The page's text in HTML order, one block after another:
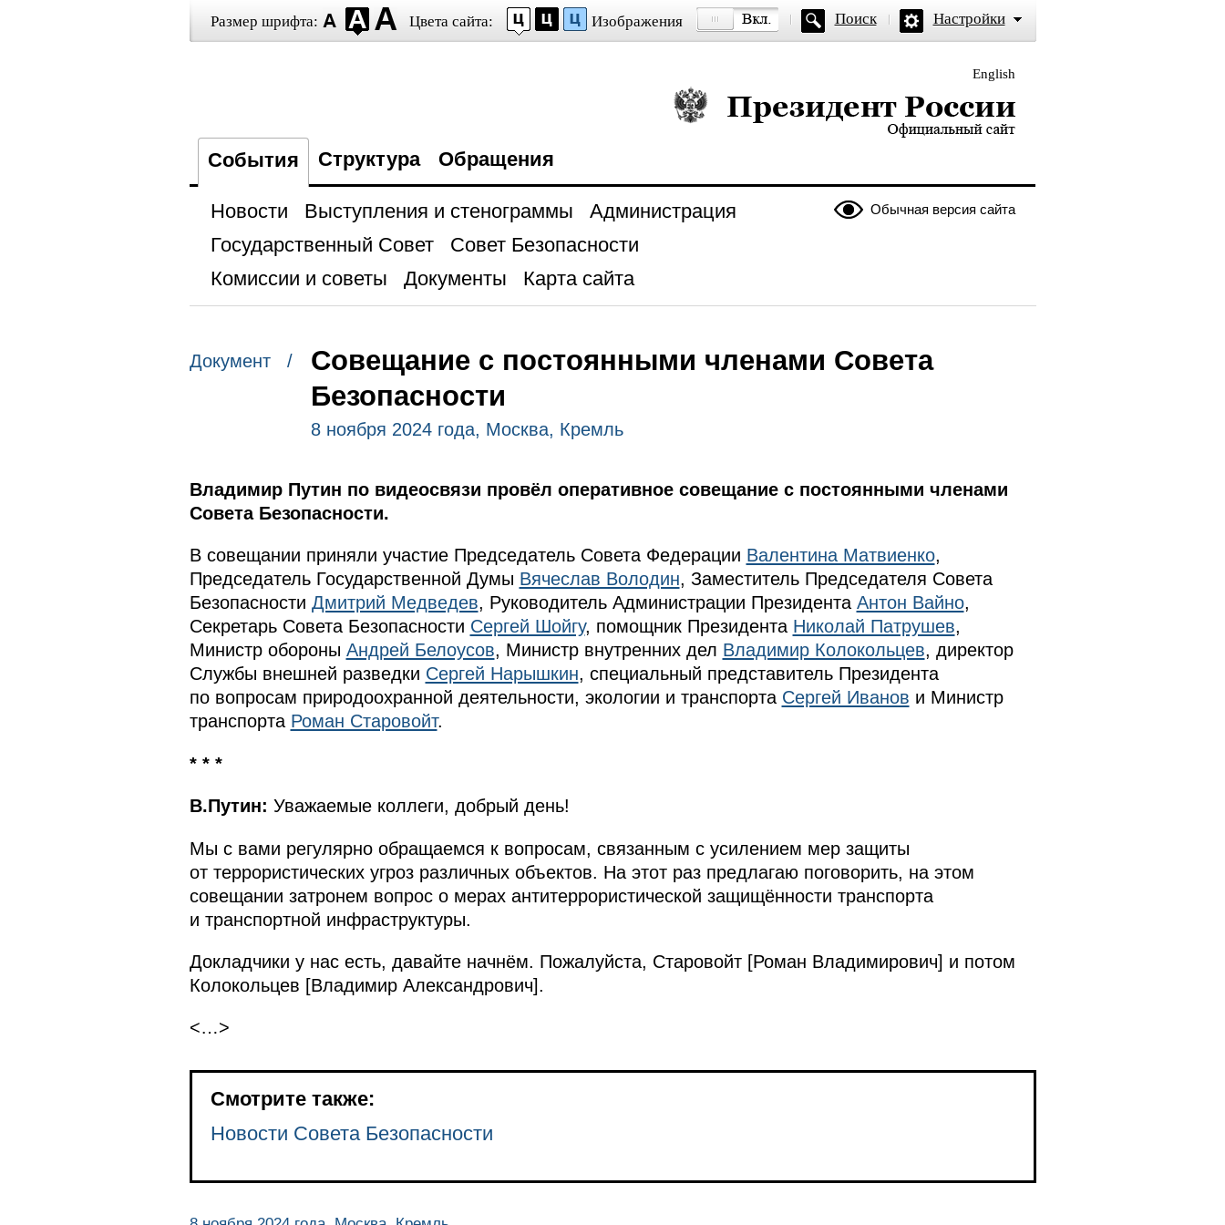
Размер шрифта: Цвета сайта: Изображения Поиск Настройки
English
Президент России — официальный сайт
События Структура Обращения
Обычная версия сайта
Новости Выступления и стенограммы
Администрация
Государственный Совет
Совет Безопасности
Комиссии и советы
Документы Карта сайта
Документ /
Совещание с постоянными членами Совета
Безопасности
8 ноября 2024 года, Москва, Кремль
Владимир Путин по видеосвязи провёл оперативное совещание с постоянными членами
Совета Безопасности.
В совещании приняли участие Председатель Совета Федерации Валентина Матвиенко,
Председатель Государственной Думы Вячеслав Володин, Заместитель Председателя Совета
Безопасности Дмитрий Медведев, Руководитель Администрации Президента Антон Вайно,
Секретарь Совета Безопасности Сергей Шойгу, помощник Президента Николай Патрушев,
Министр обороны Андрей Белоусов, Министр внутренних дел Владимир Колокольцев, директор
Службы внешней разведки Сергей Нарышкин, специальный представитель Президента
по вопросам природоохранной деятельности, экологии и транспорта Сергей Иванов и Министр
транспорта Роман Старовойт.
* * *
В.Путин: Уважаемые коллеги, добрый день!
Мы с вами регулярно обращаемся к вопросам, связанным с усилением мер защиты
от террористических угроз различных объектов. На этот раз предлагаю поговорить, на этом
совещании затронем вопрос о мерах антитеррористической защищённости транспорта
и транспортной инфраструктуры.
Докладчики у нас есть, давайте начнём. Пожалуйста, Старовойт [Роман Владимирович] и потом
Колокольцев [Владимир Александрович].
<…>
Смотрите также:
Новости Совета Безопасности